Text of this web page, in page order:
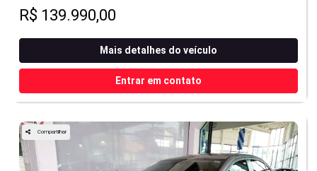
R$ 139.990,00
Mais detalhes do veículo
Entrar em contato
Compartilhar